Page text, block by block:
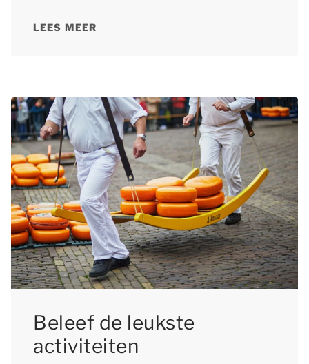
LEES MEER
Beleef de leukste
activiteiten